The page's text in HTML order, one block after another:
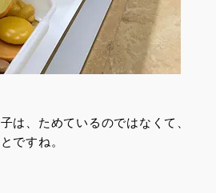
は、ためているのではなくて、
ですね。